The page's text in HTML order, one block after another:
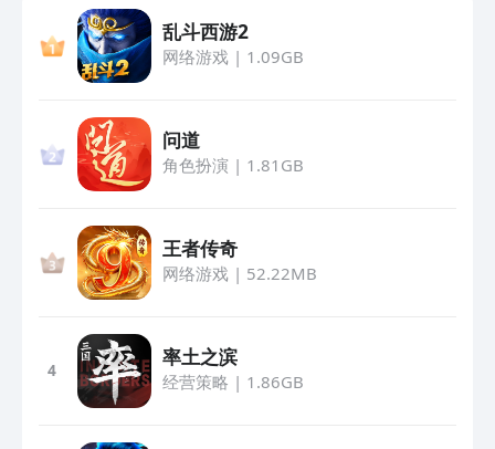
乱斗西游2
网络游戏| 1.09GB
问道
角色扮演 | 1.81GB
王者传奇
网络游戏| 52.22MB
4
率土之滨
经营策略 | 1.86GB